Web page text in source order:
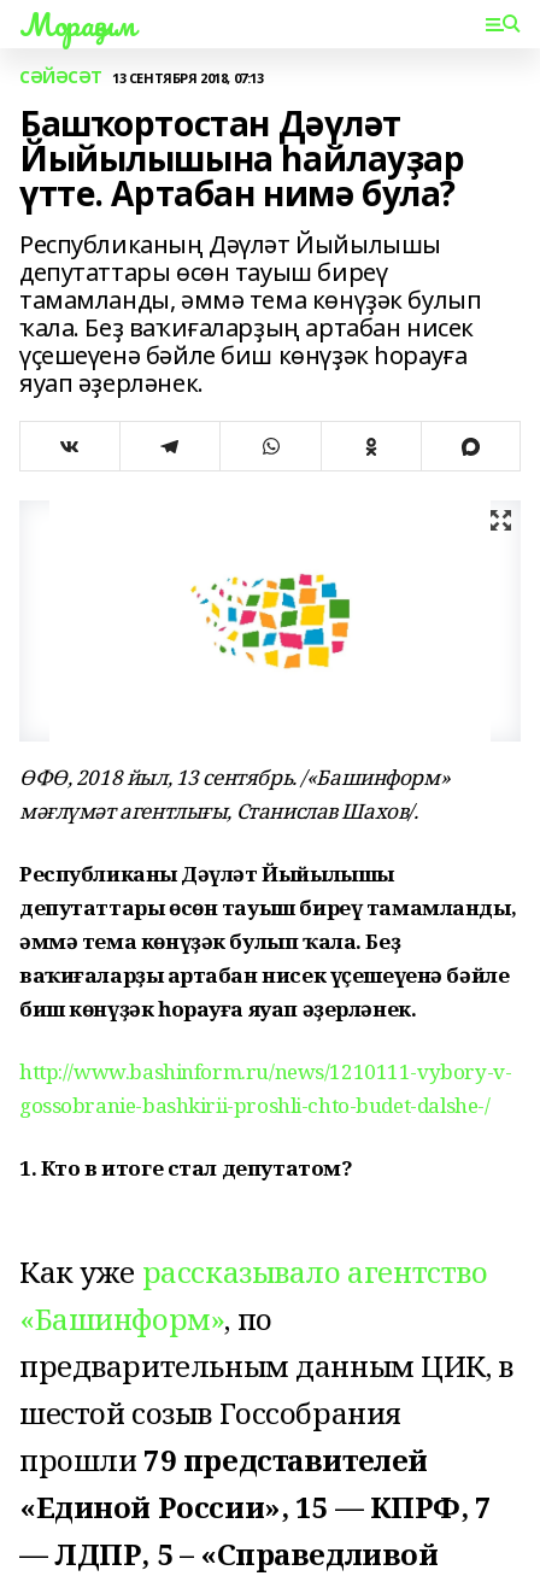
Мораҙым
СӘЙӘСӘТ 13 СЕНТЯБРЯ 2018, 07:13
Башҡортостан Дәүләт
Йыйылышына һайлауҙар
үтте. Артабан нимә була?
Республиканың Дәүләт Йыйылышы
депутаттары өсөн тауыш биреү
тамамланды, әммә тема көнүҙәк булып
ҡала. Беҙ ваҡиғаларҙың артабан нисек
үҫешеүенә бәйле биш көнүҙәк һорауға
яуап әҙерләнек.
ӨФӨ, 2018 йыл, 13 сентябрь. /«Башинформ»
мәғлүмәт агентлығы, Станислав Шахов/.
Республиканың Дәүләт Йыйылышы
депутаттары өсөн тауыш биреү тамамланды,
әммә тема көнүҙәк булып ҡала. Беҙ
ваҡиғаларҙың артабан нисек үҫешеүенә бәйле
биш көнүҙәк һорауға яуап әҙерләнек.
http://www.bashinform.ru/news/1210111-vybory-v-
gossobranie-bashkirii-proshli-chto-budet-dalshe-/
1. Кто в итоге стал депутатом?
Как уже рассказывало агентство
«Башинформ», по
предварительным данным ЦИК, в
шестой созыв Госсобрания
прошли 79 представителей
«Единой России», 15 — КПРФ, 7
— ЛДПР, 5 – «Справедливой